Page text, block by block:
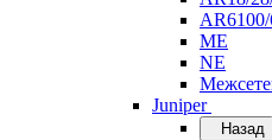
ME
NE
Juniper
Назад